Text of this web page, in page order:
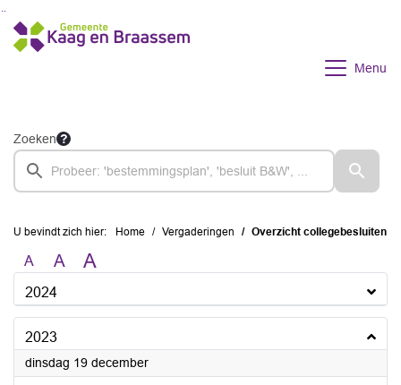
Ga naar de inhoud van deze pagina
Ga naar het zoeken
Ga naar het menu
Menu
Zoeken
U bevindt zich hier: Home Vergaderingen Overzicht collegebesluiten
A A A
2024
2023
dinsdag 19 december2023